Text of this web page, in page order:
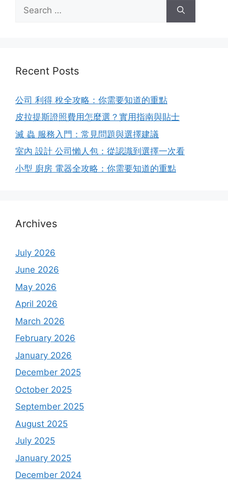
for:
Recent Posts
公司 利得 稅全攻略：你需要知道的重點
皮拉提斯證照費用怎麼選？實用指南與貼士
滅 蟲 服務入門：常見問題與選擇建議
室內 設計 公司懶人包：從認識到選擇一次看
小型 廚房 電器全攻略：你需要知道的重點
Archives
July 2026
June 2026
May 2026
April 2026
March 2026
February 2026
January 2026
December 2025
October 2025
September 2025
August 2025
July 2025
January 2025
December 2024